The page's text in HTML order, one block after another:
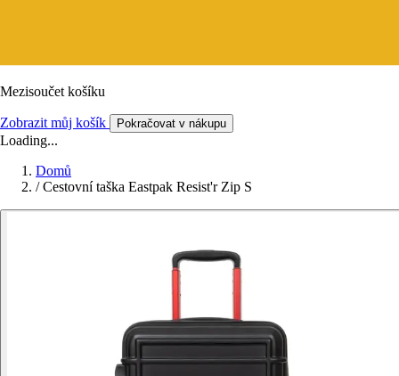
Mezisoučet košíku
Zobrazit můj košík Pokračovat v nákupu
Loading...
Domů
/ Cestovní taška Eastpak Resist'r Zip S